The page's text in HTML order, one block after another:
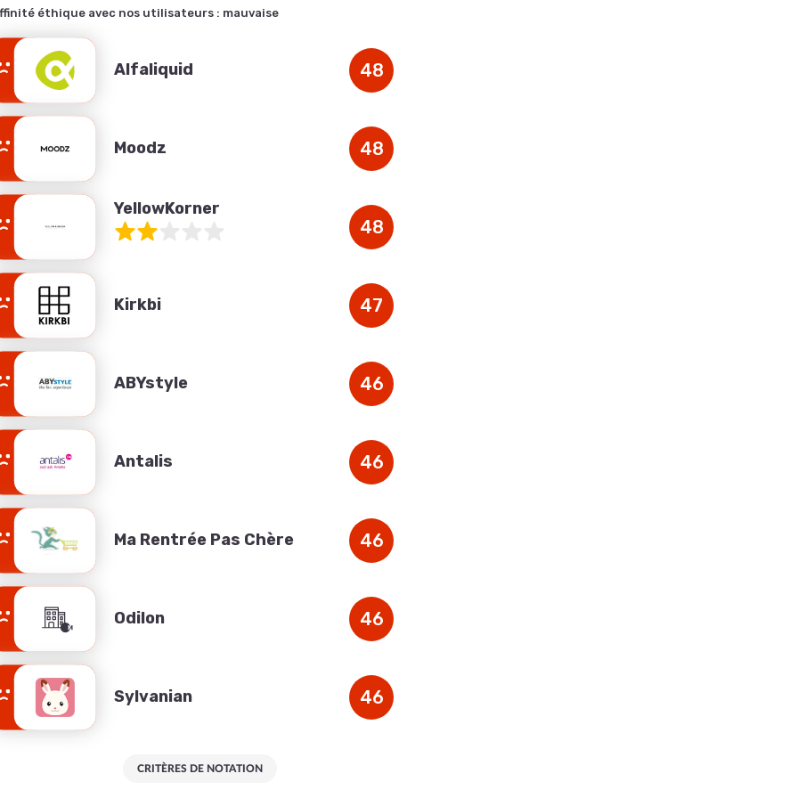
éthique avec nos utilisateurs : mauvaise
Alfaliquid 48
Moodz 48
YellowKorner
48
Kirkbi 47
ABYstyle 46
Antalis 46
Ma Rentrée Pas Chère 46
Odilon 46
Sylvanian 46
CRITÈRES DE NOTATION